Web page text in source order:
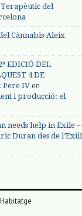
Terapèutic del
Cànnabis-Aleix
EDICIÓ DEL
4 DE
Pere IV en
i producció: el
needs help in Exile –
Duran des de l’Exili
Habitatge